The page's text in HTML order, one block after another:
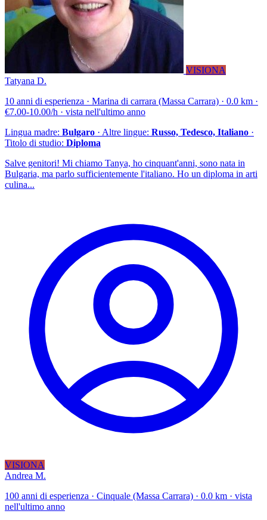
VISIONA
Tatyana D.
10 anni di esperienza · Marina di carrara (Massa Carrara) · 0.0 km ·
€7.00-10.00/h · vista nell'ultimo anno
Lingua madre: Bulgaro · Altre lingue: Russo, Tedesco, Italiano ·
Titolo di studio: Diploma
Salve genitori! Mi chiamo Tanya, ho cinquant'anni, sono nata in
Bulgaria, ma parlo sufficientemente l'italiano. Ho un diploma in arti
culina...
VISIONA
Andrea M.
100 anni di esperienza · Cinquale (Massa Carrara) · 0.0 km · vista
nell'ultimo anno